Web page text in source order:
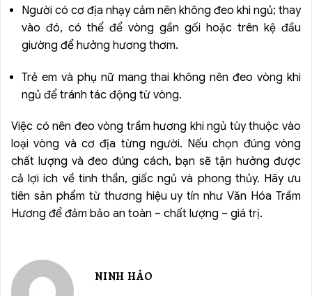
Người có cơ địa nhạy cảm nên không đeo khi ngủ; thay
vào đó, có thể để vòng gần gối hoặc trên kệ đầu
giường để hưởng hương thơm.
Trẻ em và phụ nữ mang thai không nên đeo vòng khi
ngủ để tránh tác động từ vòng.
Việc có nên đeo vòng trầm hương khi ngủ tùy thuộc vào
loại vòng và cơ địa từng người. Nếu chọn đúng vòng
chất lượng và đeo đúng cách, bạn sẽ tận hưởng được
cả lợi ích về tinh thần, giấc ngủ và phong thủy. Hãy ưu
tiên sản phẩm từ thương hiệu uy tín như Văn Hóa Trầm
Hương để đảm bảo an toàn – chất lượng – giá trị.
NINH HẢO